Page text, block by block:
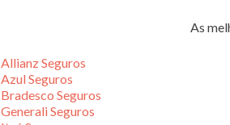
As
Allianz Seguros
Azul Seguros
Bradesco Seguros
Generali Seguros